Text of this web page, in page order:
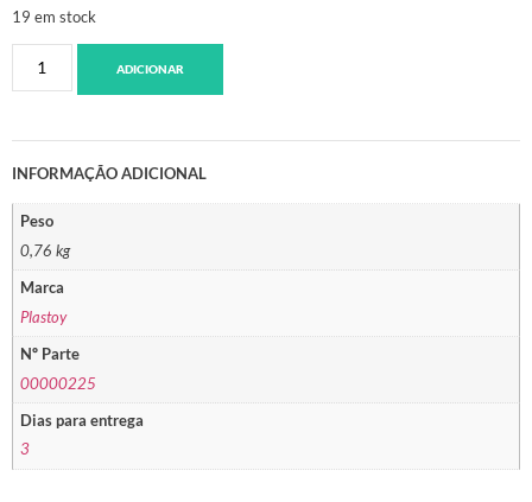
19 em stock
ADICIONAR
INFORMAÇÃO ADICIONAL
Peso
0,76 kg
Marca
Plastoy
Nº Parte
00000225
Dias para entrega
3